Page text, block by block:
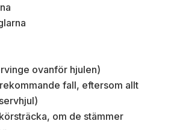
ovanför hjulen)
fall, eftersom allt
om de stämmer